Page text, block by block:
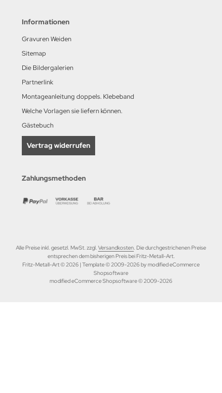
Informationen
Gravuren Weiden
Sitemap
Die Bildergalerien
Partnerlink
Montageanleitung doppels. Klebeband
Welche Vorlagen sie liefern können.
Gästebuch
Vertrag widerrufen
Zahlungsmethoden
Alle Preise inkl. gesetzl. MwSt. zzgl. Versandkosten. Die durchgestrichenen Preise
entsprechen dem bisherigen Preis bei Fritz-Metall-Art.
Fritz-Metall-Art © 2026 | Template © 2009-2026 by modified eCommerce
Shopsoftware
modified eCommerce Shopsoftware © 2009-2026